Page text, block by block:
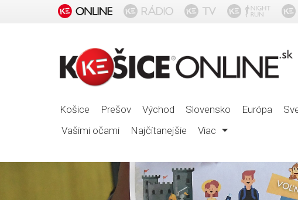
Košice Prešov Východ Slovensko Európa
Vašimi očami
Najčítanejšie Viac